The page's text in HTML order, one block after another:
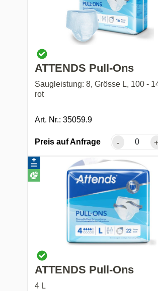
ATTENDS Pull-Ons
Saugleistung: 8, Grösse L, 100 -
rot
Art. Nr.: 35059.9
Preis auf Anfrage - +
ATTENDS Pull-Ons
4 L